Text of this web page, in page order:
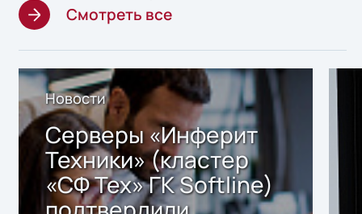
Смотреть все
Новости
Серверы «Инферит
Техники» (кластер
«СФ Тех» ГК Softline)